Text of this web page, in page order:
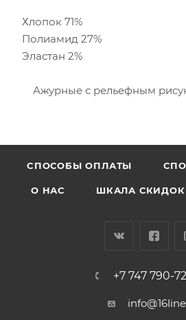
Хлопок 71%
Полиамид 27%
Эластан 2%
Ажурные с рельефным
CПОСОБЫ ОПЛАТЫ
О НАС ШКАЛА СКИДОК
+7 747 790-